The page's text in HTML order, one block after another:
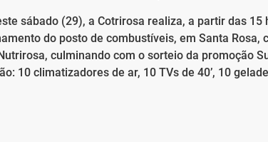
sábado (29), a Cotrirosa realiza, a partir das 15
do posto de combustíveis, em Santa Rosa,
culminando com o sorteio da promoção
10 climatizadores de ar, 10 TVs de 40’, 10